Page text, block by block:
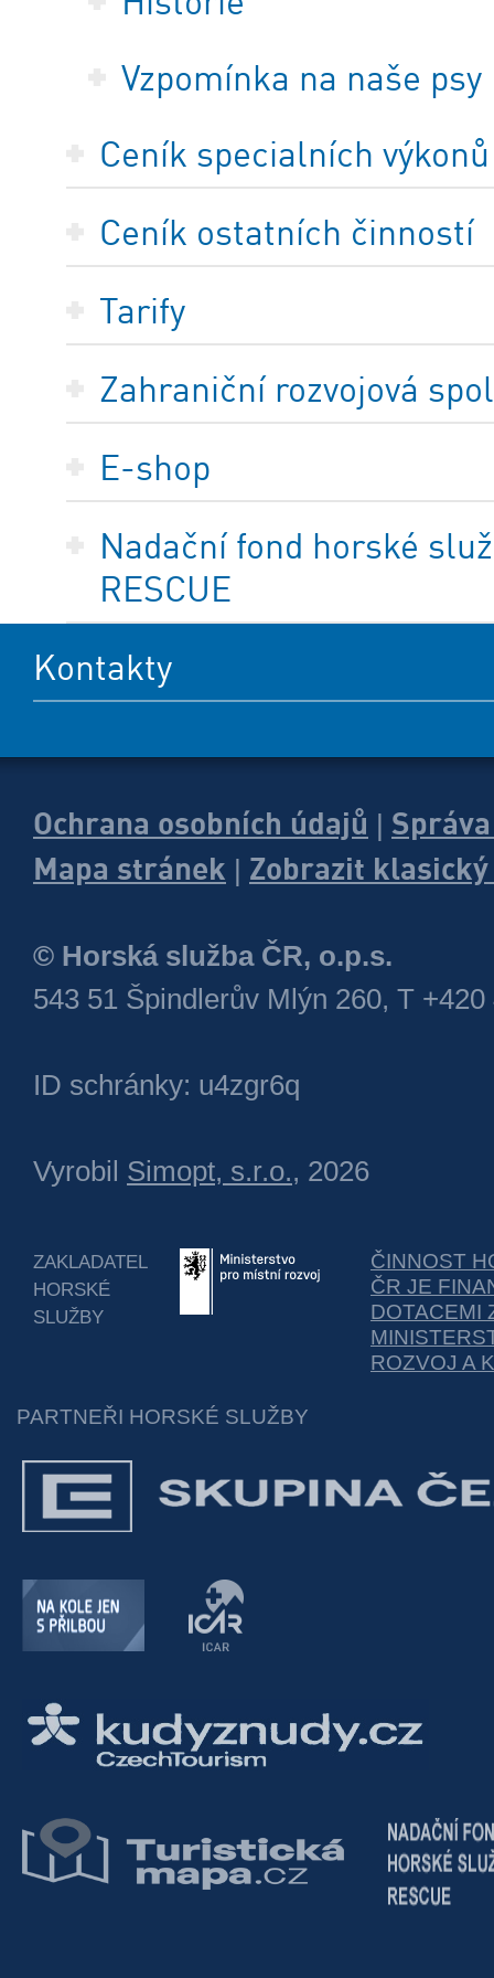
Vzpomínka na naše psy
Ceník specialních výkonů
Ceník ostatních činností
Tarify
Zahraniční rozvojová
E-shop
Nadační fond horské
RESCUE
Kontakty
Ochrana osobních údajů |
Mapa stránek | Zobrazit
© Horská služba ČR, o.p.s.
543 51 Špindlerův Mlýn 260, T +420
ID schránky: u4zgr6q
Vyrobil Simopt, s.r.o., 2026
ZAKLADATEL
HORSKÉ
SLUŽBY
ČINNOST
ČR JE
DOTACEMI
ROZVOJ A
PARTNEŘI HORSKÉ SLUŽBY